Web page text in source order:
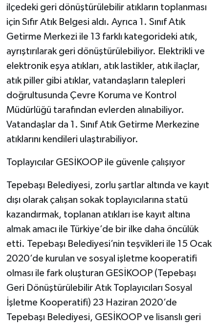
ilçedeki geri dönüştürülebilir atıkların toplanması
için Sıfır Atık Belgesi aldı. Ayrıca 1. Sınıf Atık
Getirme Merkezi ile 13 farklı kategorideki atık,
ayrıştırılarak geri dönüştürülebiliyor. Elektrikli ve
elektronik eşya atıkları, atık lastikler, atık ilaçlar,
atık piller gibi atıklar, vatandaşların talepleri
doğrultusunda Çevre Koruma ve Kontrol
Müdürlüğü tarafından evlerden alınabiliyor.
Vatandaşlar da 1. Sınıf Atık Getirme Merkezine
atıklarını kendileri ulaştırabiliyor.
Toplayıcılar GESİKOOP ile güvenle çalışıyor
Tepebaşı Belediyesi, zorlu şartlar altında ve kayıt
dışı olarak çalışan sokak toplayıcılarına statü
kazandırmak, toplanan atıkları ise kayıt altına
almak amacı ile Türkiye’de bir ilke daha öncülük
etti. Tepebaşı Belediyesi’nin teşvikleri ile 15 Ocak
2020’de kurulan ve sosyal işletme kooperatifi
olması ile fark oluşturan GESİKOOP (Tepebaşı
Geri Dönüştürülebilir Atık Toplayıcıları Sosyal
İşletme Kooperatifi) 23 Haziran 2020’de
Tepebaşı Belediyesi, GESİKOOP ve lisanslı geri